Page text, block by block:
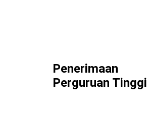
Penerimaan
Perguruan Tinggi